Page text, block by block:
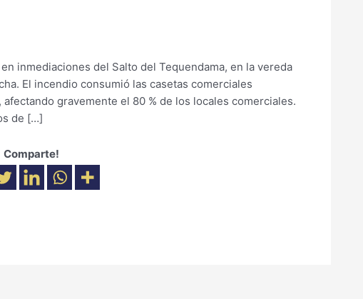
inmediaciones del Salto del Tequendama, en la vereda
El incendio consumió las casetas comerciales
gravemente el 80 % de los locales comerciales.
de […]
Comparte!